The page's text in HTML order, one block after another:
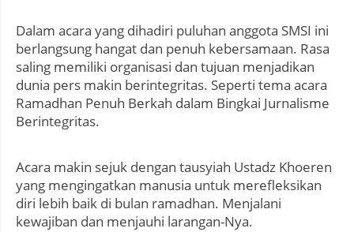
Dalam acara yang dihadiri puluhan anggota SMSI ini
berlangsung hangat dan penuh kebersamaan. Rasa
saling memiliki organisasi dan tujuan menjadikan
dunia pers makin berintegritas. Seperti tema acara
Ramadhan Penuh Berkah dalam Bingkai Jurnalisme
Berintegritas.
Acara makin sejuk dengan tausyiah Ustadz Khoeren
yang mengingatkan manusia untuk merefleksikan
diri lebih baik di bulan ramadhan. Menjalani
kewajiban dan menjauhi larangan-Nya.